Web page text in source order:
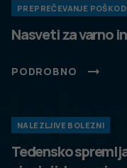
PREPREČEVANJE
Nasveti za varno
PODROBNO
NALEZLJIVE BOLEZNI
Tedensko